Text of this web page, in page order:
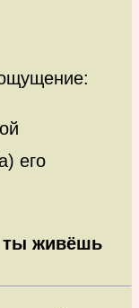
его
ты живёшь